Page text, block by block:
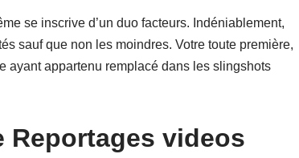
se inscrive d’un duo facteurs. Indéniablement,
sauf que non les moindres. Votre toute première,
ayant appartenu remplacé dans les slingshots
Reportages videos